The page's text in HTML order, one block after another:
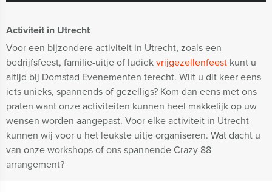
Activiteit in Utrecht
Voor een bijzondere activiteit in Utrecht, zoals een
bedrijfsfeest, familie-uitje of ludiekvrijgezellenfeest kunt u
altijd bij Domstad Evenementen terecht. Wilt u dit keer eens
iets unieks, spannends of gezelligs? Kom dan eens met ons
praten want onze activiteiten kunnen heel makkelijk op uw
wensen worden aangepast. Voor elke activiteit in Utrecht
kunnen wij voor u het leukste uitje organiseren. Wat dacht u
van onze workshops of ons spannende Crazy 88
arrangement?